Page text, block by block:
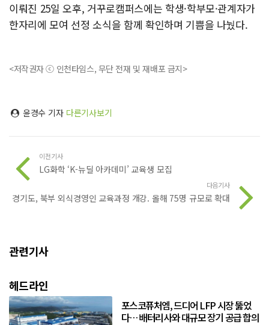
이뤄진 25일 오후, 거꾸로캠퍼스에는 학생·학부모·관계자가
한자리에 모여 선정 소식을 함께 확인하며 기쁨을 나눴다.
<저작권자 ⓒ 인천타임스, 무단 전재 및 재배포 금지>
윤경수 기자 다른기사보기
이전기사
LG화학 ‘K-뉴딜 아카데미’ 교육생 모집
다음기사
경기도, 북부 외식경영인 교육과정 개강. 올해 75명 규모로 확대
관련기사
헤드라인
포스코퓨처엠, 드디어 LFP 시장 뚫었
다… 배터리사와 대규모 장기 공급 합의